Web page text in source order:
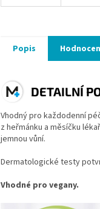
Popis
DETAILNÍ
Vhodný pro každodenní
z heřmánku a měsíčku
jemnou vůní.
Dermatologické testy
Vhodné pro vegany.